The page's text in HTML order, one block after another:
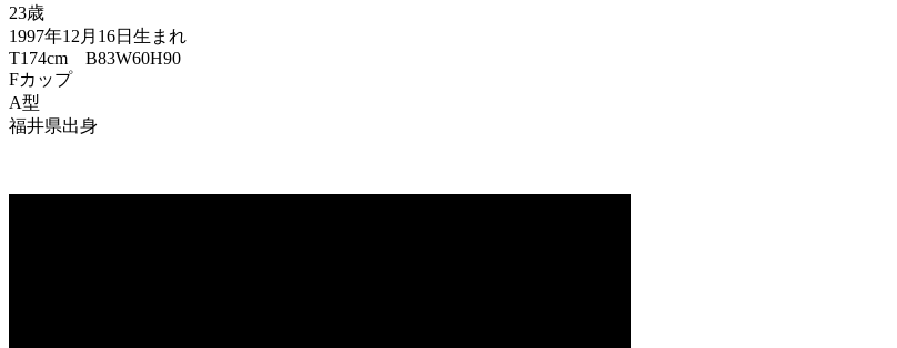
23歳
1997年12月16日生まれ
T174cm B83W60H90
Fカップ
A型
福井県出身